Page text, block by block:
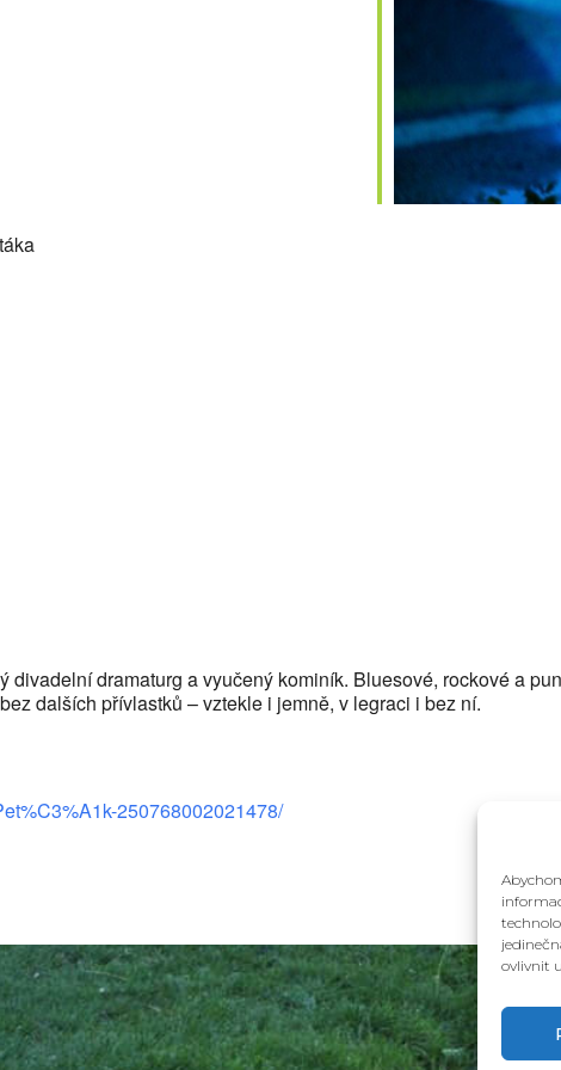
ovlivnit
divadelní dramaturg a vyučený kominík. Bluesové, rockové a
dalších přívlastků – vztekle i jemně, v legraci i bez ní.
250768002021478/